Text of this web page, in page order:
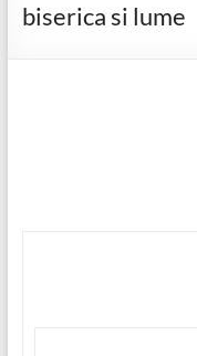
biserica si lume